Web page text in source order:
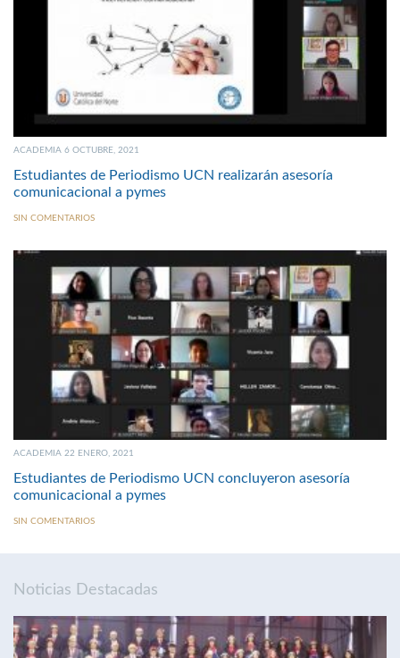
ACADEMIA 6 OCTUBRE, 2021
Estudiantes de Periodismo UCN realizarán asesoría
comunicacional a pymes
SIN COMENTARIOS
ACADEMIA 22 ENERO, 2021
Estudiantes de Periodismo UCN concluyeron asesoría
comunicacional a pymes
SIN COMENTARIOS
Noticias Destacadas